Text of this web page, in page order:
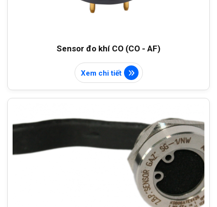
Sensor đo khí CO (CO - AF)
Xem chi tiết